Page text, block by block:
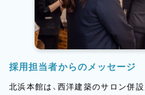
採用担当者からのメッセージ
北浜本館は、西洋建築のサロン併